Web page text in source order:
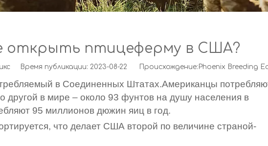
открыть птицеферму в США?
Время публикации: 2023-08-22 Происхождение: Phoenix Breeding
в Соединенных Штатах.Американцы
другой в мире – около 93 фунтов на душу населения в
95 миллионов дюжин яиц в год.
что делает США второй по величине страной-